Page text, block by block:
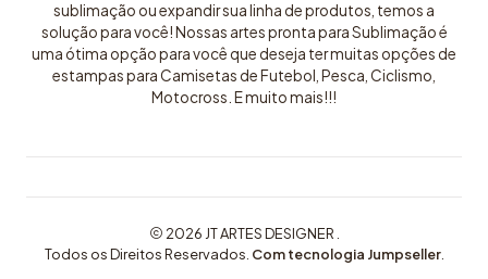
sublimação ou expandir sua linha de produtos, temos a
solução para você! Nossas artes pronta para Sublimação é
uma ótima opção para você que deseja ter muitas opções de
estampas para Camisetas de Futebol, Pesca, Ciclismo,
Motocross. E muito mais!!!
2026 JT ARTES DESIGNER .
Todos os Direitos Reservados. Com tecnologia Jumpseller.